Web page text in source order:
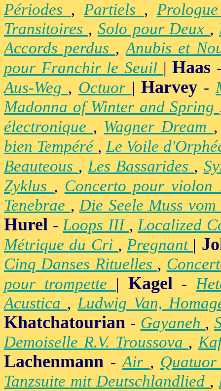
Périodes , Partiels ,
Transitoires , Solo pour Deux ,
Accords perdus ,Anubis et
pour Franchir le Seuil |Haas
Aus-Weg , Octuor |Harvey -
Madonna of Winter and Spring
électronique , Wagner Dream
bien Tempéré ,Le Voile
Beauteous ,Les Bassarides ,
Zyklus , Concerto pour
Tenebrae ,Die Seele Muss
Hurel -Loops III ,Localized
Métrique du Cri ,Pregnant |
Cinq Danses Rituelles ,
pour trompette | Kagel -
Acustica ,Ludwig Van,
Khatchatourian - Gayaneh ,
Demoiselle R.V. Troussova ,
Lachenmann -Air ,
Tanzsuite mit Deutschlandlied ,